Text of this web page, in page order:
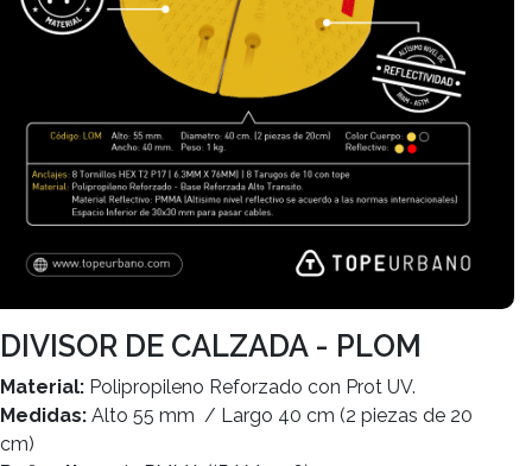
DIVISOR DE CALZADA - PLOM
Material: Polipropileno Reforzado con Prot UV.
Medidas: Alto 55 mm / Largo 40 cm (2 piezas de 20
cm)